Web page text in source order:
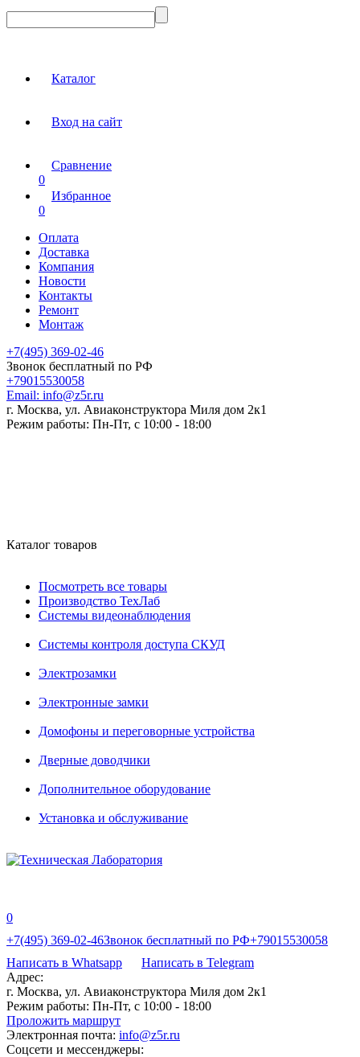
Каталог
Вход на сайт
Сравнение
0
Избранное
0
Оплата
Доставка
Компания
Новости
Контакты
Ремонт
Монтаж
+7(495) 369-02-46
Звонок бесплатный по РФ
+79015530058
Email: info@z5r.ru
г. Москва, ул. Авиаконструктора Миля дом 2к1
Режим работы: Пн-Пт, с 10:00 - 18:00
Каталог товаров
Посмотреть все товары
Производство ТехЛаб
Системы видеонаблюдения
Системы контроля доступа СКУД
Электрозамки
Электронные замки
Домофоны и переговорные устройства
Дверные доводчики
Дополнительное оборудование
Установка и обслуживание
0
+7(495) 369-02-46Звонок бесплатный по РФ+79015530058
Написать в Whatsapp
Написать в Telegram
Адрес:
г. Москва, ул. Авиаконструктора Миля дом 2к1
Режим работы: Пн-Пт, с 10:00 - 18:00
Проложить маршрут
Электронная почта: info@z5r.ru
Соцсети и мессенджеры: